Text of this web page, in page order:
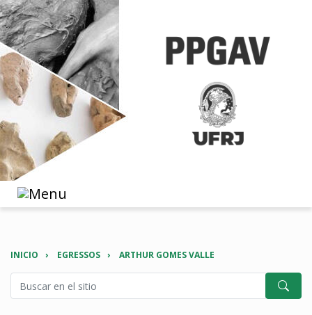
INICIO EGRESSOS ARTHUR GOMES VALLE